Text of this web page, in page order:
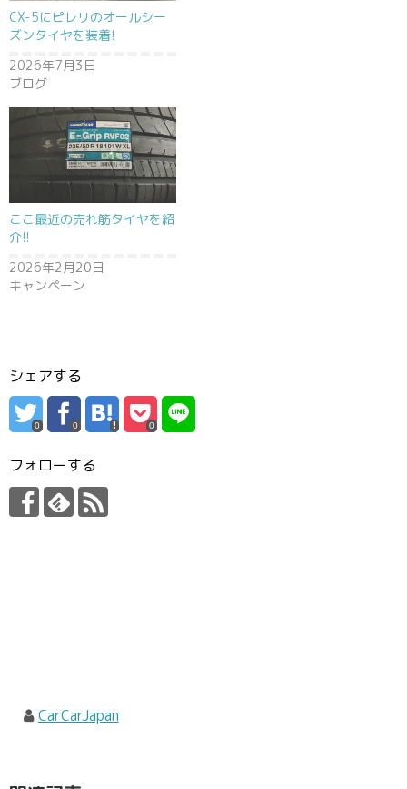
CX-5にピレリのオールシー
ズンタイヤを装着!
2026年7月3日
ブログ
ここ最近の売れ筋タイヤを紹
介!!
2026年2月20日
キャンペーン
シェアする
0 0 0
フォローする
CarCarJapan